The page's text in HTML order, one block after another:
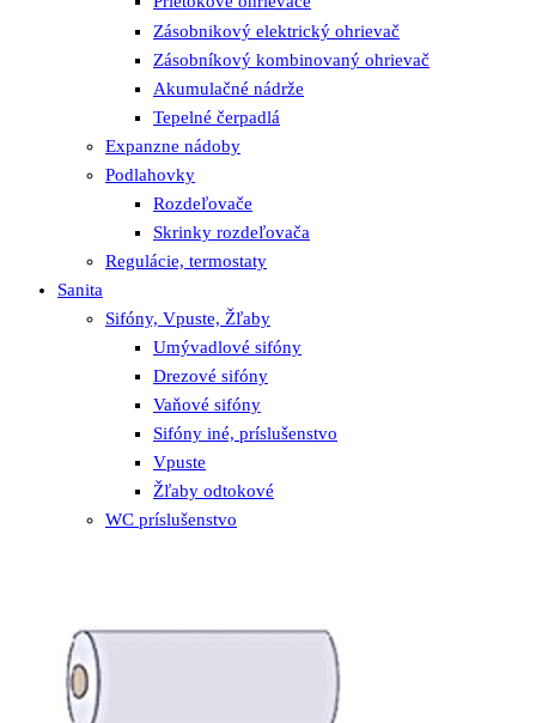
Zásobnikový elektrický ohrievač
Zásobníkový kombinovaný ohrievač
Akumulačné nádrže
Tepelné čerpadlá
Expanzne nádoby
Podlahovky
Rozdeľovače
Skrinky rozdeľovača
Regulácie, termostaty
Sanita
Sifóny, Vpuste, Žľaby
Umývadlové sifóny
Drezové sifóny
Vaňové sifóny
Sifóny iné, príslušenstvo
Vpuste
Žľaby odtokové
WC príslušenstvo